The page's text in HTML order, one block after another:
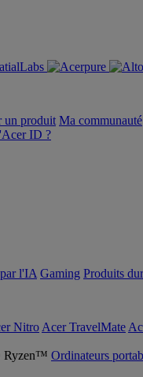
un produit Ma communauté
ID ?
l'IA Gaming Produits
Nitro Acer TravelMate
Ordinateurs